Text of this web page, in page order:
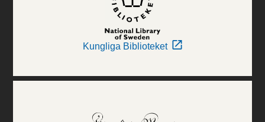
Kungliga Biblioteket